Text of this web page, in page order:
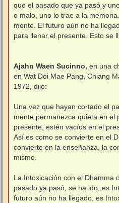
que el pasado que ya pasó y
o malo, uno lo trae a la
mente. El futuro aún no ha
para llenar el presente. Esto se
Ajahn Waen Sucinno, en una
en Wat Doi Mae Pang, Chiang
1972, dijo:
Una vez que hayan cortado el
mente permanezca quieta en el
presente, estén vacíos en el
Así es como se convierte en el
convierte en la enseñanza, la
mismo.
La Intoxicación con el Dhamma
pasado ya pasó, se ha ido, es
futuro aún no ha llegado, es